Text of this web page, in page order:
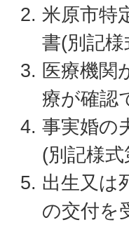
米原市特
書(別記
医療機関
療が確認
事実婚の
(別記様式
出生又は
の交付を